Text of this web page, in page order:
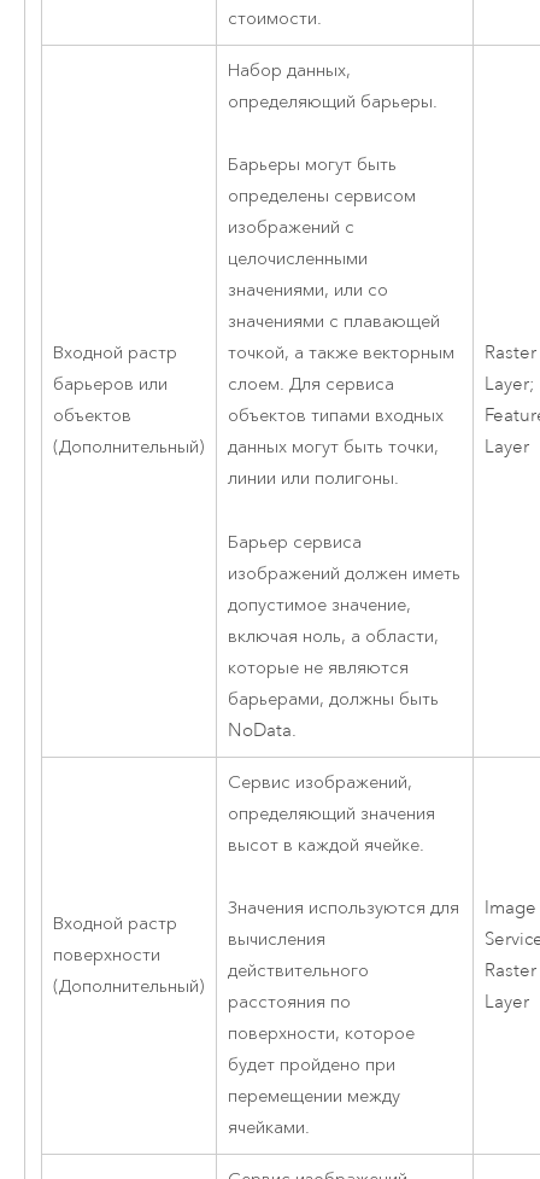
стоимости.
Входной растр
барьеров или
объектов
(Дополнительный)
Набор данных,
определяющий барьеры.
Барьеры могут быть
определены сервисом
изображений с
целочисленными
значениями, или со
значениями с плавающей
точкой, а также векторным
слоем. Для сервиса
объектов типами входных
данных могут быть точки,
линии или полигоны.
Барьер сервиса
изображений должен иметь
допустимое значение,
включая ноль, а области,
которые не являются
барьерами, должны быть
NoData.
Raster
Layer;
Layer
Входной растр
поверхности
(Дополнительный)
Сервис изображений,
определяющий значения
высот в каждой ячейке.
Значения используются для
вычисления
действительного
расстояния по
поверхности, которое
будет пройдено при
перемещении между
ячейками.
Image
Raster
Layer